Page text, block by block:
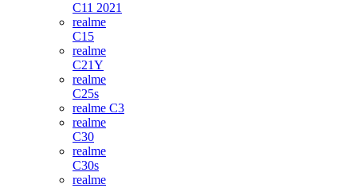
C11 2021
realme
C15
realme
C21Y
realme
C25s
realme C3
realme
C30
realme
C30s
realme